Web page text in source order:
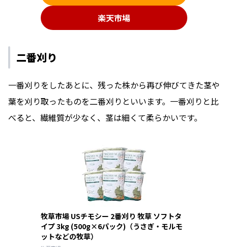
楽天市場
二番刈り
一番刈りをしたあとに、残った株から再び伸びてきた茎や
葉を刈り取ったものを二番刈りといいます。一番刈りと比
べると、繊維質が少なく、茎は細くて柔らかいです。
牧草市場 USチモシー 2番刈り 牧草 ソフトタ
イプ 3kg (500g×6パック)（うさぎ・モルモ
ットなどの牧草）